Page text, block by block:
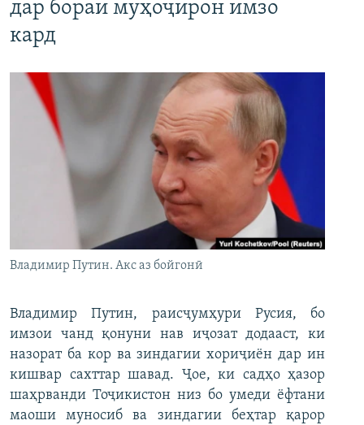
дар бораи муҳоҷирон имзо
кард
Владимир Путин. Акс аз бойгонӣ
Владимир Путин, раисҷумҳури Русия, бо
имзои чанд қонуни нав иҷозат додааст, ки
назорат ба кор ва зиндагии хориҷиён дар ин
кишвар сахттар шавад. Ҷое, ки садҳо ҳазор
шаҳрванди Тоҷикистон низ бо умеди ёфтани
маоши муносиб ва зиндагии беҳтар қарор